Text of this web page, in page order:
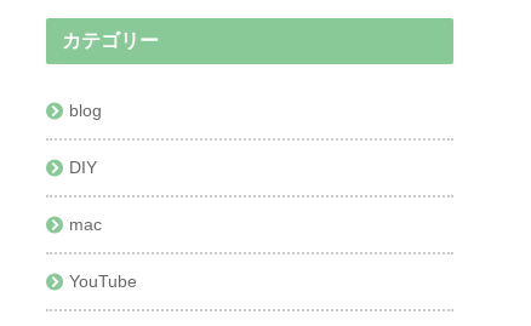
カテゴリー
blog
DIY
mac
YouTube